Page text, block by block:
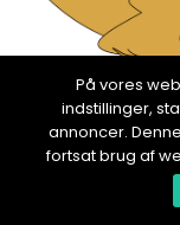
På vores
indstillinger,
annoncer.
fortsat brug af